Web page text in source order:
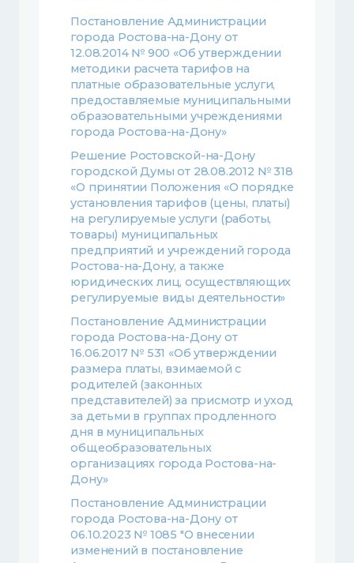
Постановление Администрации
города Ростова-на-Дону от
12.08.2014 № 900 «Об утверждении
методики расчета тарифов на
платные образовательные услуги,
предоставляемые муниципальными
образовательными учреждениями
города Ростова-на-Дону»
Решение Ростовской-на-Дону
городской Думы от 28.08.2012 № 318
«О принятии Положения «О порядке
установления тарифов (цены, платы)
на регулируемые услуги (работы,
товары) муниципальных
предприятий и учреждений города
Ростова-на-Дону, а также
юридических лиц, осуществляющих
регулируемые виды деятельности»
Постановление Администрации
города Ростова-на-Дону от
16.06.2017 № 531 «Об утверждении
размера платы, взимаемой с
родителей (законных
представителей) за присмотр и уход
за детьми в группах продленного
дня в муниципальных
общеобразовательных
организациях города Ростова-на-
Дону»
Постановление Администрации
города Ростова-на-Дону от
06.10.2023 № 1085 "О внесении
изменений в постановление